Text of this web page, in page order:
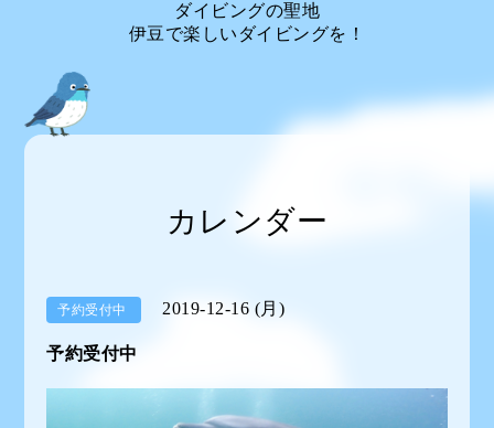
ダイビングの聖地
伊豆で楽しいダイビングを！
カレンダー
予約受付中 2019-12-16 (月)
予約受付中